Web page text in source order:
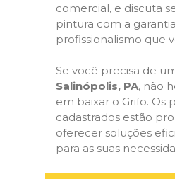
comercial, e discuta
pintura com a
profissionalismo que
Se você precisa de
Salinópolis, PA, não
em baixar o Grifo. Os
cadastrados estão
oferecer soluções
para as suas